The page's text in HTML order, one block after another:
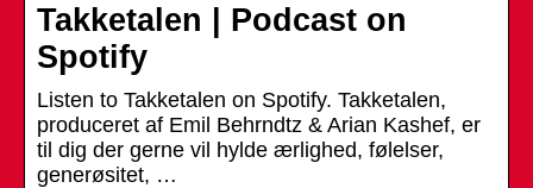
Takketalen | Podcast on
Spotify
Listen to Takketalen on Spotify. Takketalen,
produceret af Emil Behrndtz & Arian Kashef, er
til dig der gerne vil hylde ærlighed, følelser,
generøsitet, …